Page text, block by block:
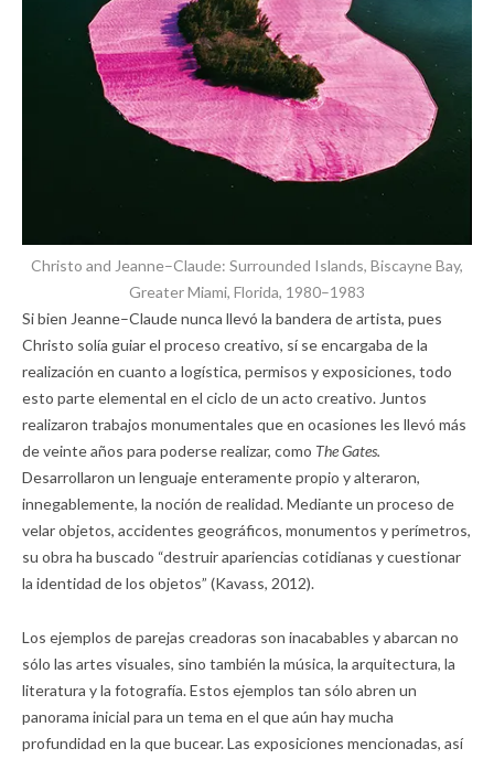
Christo and Jeanne–Claude: Surrounded Islands, Biscayne Bay,
Greater Miami, Florida, 1980–1983
Si bien Jeanne–Claude nunca llevó la bandera de artista, pues
Christo solía guiar el proceso creativo, sí se encargaba de la
realización en cuanto a logística, permisos y exposiciones, todo
esto parte elemental en el ciclo de un acto creativo. Juntos
realizaron trabajos monumentales que en ocasiones les llevó más
de veinte años para poderse realizar, como The Gates.
Desarrollaron un lenguaje enteramente propio y alteraron,
innegablemente, la noción de realidad. Mediante un proceso de
velar objetos, accidentes geográficos, monumentos y perímetros,
su obra ha buscado “destruir apariencias cotidianas y cuestionar
la identidad de los objetos” (Kavass, 2012).
Los ejemplos de parejas creadoras son inacabables y abarcan no
sólo las artes visuales, sino también la música, la arquitectura, la
literatura y la fotografía. Estos ejemplos tan sólo abren un
panorama inicial para un tema en el que aún hay mucha
profundidad en la que bucear. Las exposiciones mencionadas, así